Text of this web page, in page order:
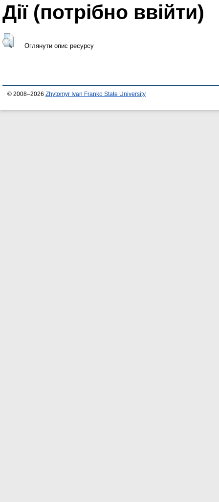
Дії ​​(потрібно ввійти)
Оглянути опис ресурсу
© 2008–2026 Zhytomyr Ivan Franko State University